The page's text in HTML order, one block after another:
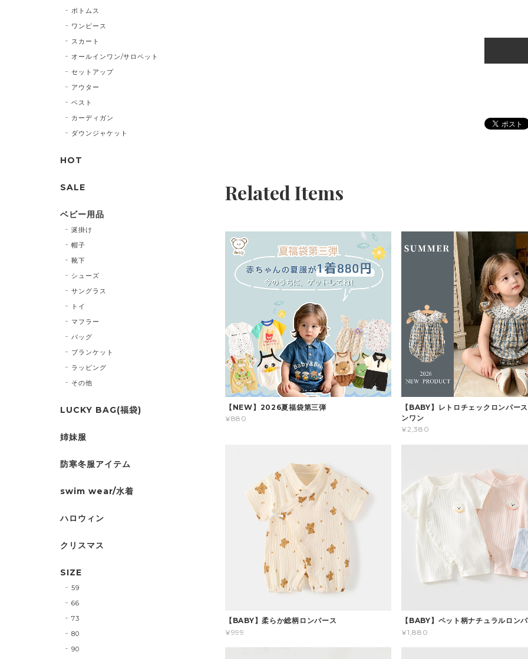
Related Items
【NEW】2026夏福袋第三弾
¥880
【BABY】レトロチェックロンパー
ンワン
¥2,380
【BABY】柔らか総柄ロンパース
¥999
【BABY】ペット柄ナチュラルロン
¥1,880
ボトムス
ワンピース
スカート
オールインワン/サロペット
セットアップ
アウター
ベスト
カーディガン
ダウンジャケット
HOT
SALE
ベビー用品
涎掛け
帽子
靴下
シューズ
サングラス
トイ
マフラー
バッグ
ブランケット
ラッピング
その他
LUCKY BAG(福袋)
姉妹服
防寒冬服アイテム
swim wear/水着
ハロウィン
クリスマス
SIZE
59
66
73
80
90